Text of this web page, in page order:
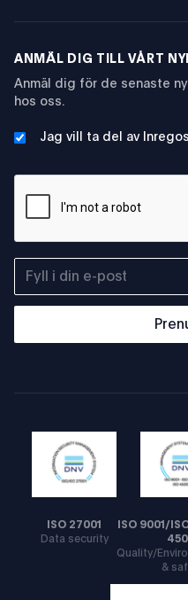
ANMÄL DIG TILL VÅRT
Anmäl dig för de senaste
hos oss.
Jag vill ta del av
ISO 27001
Data security
ISO 9001/
Quality/
&